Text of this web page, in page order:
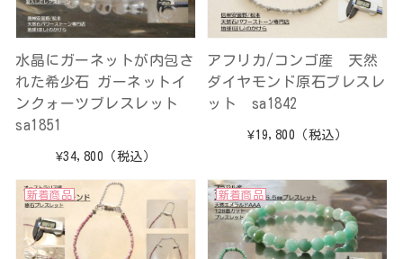
水晶にガーネットが内包さ
れた希少石 ガーネットイ
ンクォーツブレスレット
sa1851
¥34,800 （税込）
アフリカ/コンゴ産 天然
ダイヤモンド原石ブレスレ
ット sa1842
¥19,800 （税込）
新着商品 新着商品